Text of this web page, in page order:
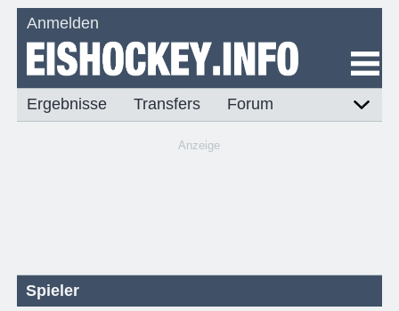
Anmelden
Ergebnisse Transfers Forum
Anzeige
Spieler